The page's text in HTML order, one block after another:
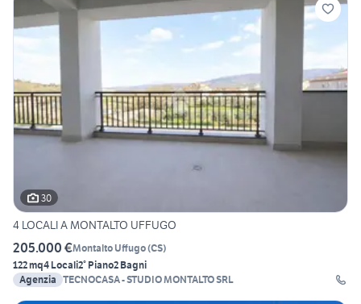
30
4 LOCALI A MONTALTO UFFUGO
205.000 €Montalto Uffugo(CS)
122 mq4 Locali2° Piano2 Bagni
Agenzia TECNOCASA - STUDIO MONTALTO SRL